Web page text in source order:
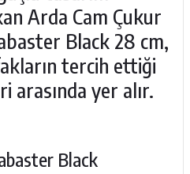
Arda Cam Çukur
Black 28 cm,
tercih ettiği
arasında yer alır.
Black